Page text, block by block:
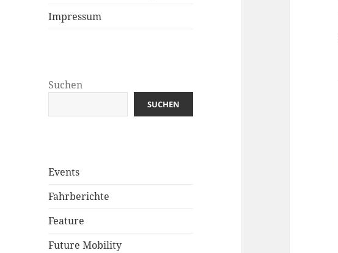
Impressum
Suchen
SUCHEN
Events
Fahrberichte
Feature
Future Mobility